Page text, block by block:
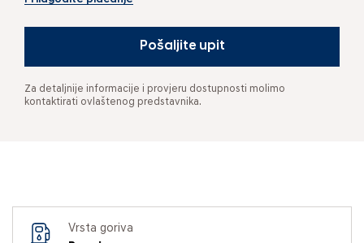
Pošaljite upit
Za detaljnije informacije i provjeru dostupnosti molimo
kontaktirati ovlaštenog predstavnika.
Vrsta goriva